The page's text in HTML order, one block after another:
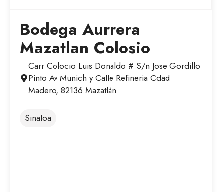
Bodega Aurrera
Mazatlan Colosio
Carr Colocio Luis Donaldo # S/n Jose Gordillo
Pinto Av Munich y Calle Refineria Cdad
Madero, 82136 Mazatlán
Sinaloa